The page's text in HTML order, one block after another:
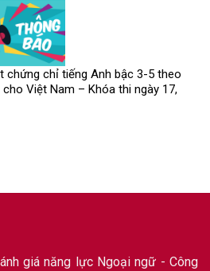
chứng chỉ tiếng Anh bậc 3-5 theo
Việt Nam – Khóa thi ngày 17,
giá năng lực Ngoại ngữ - Công